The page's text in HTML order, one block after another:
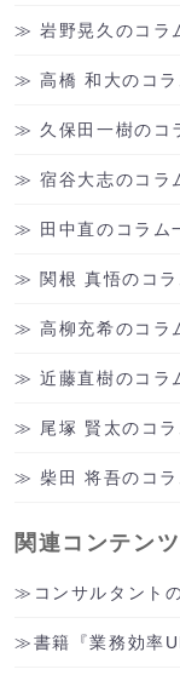
岩野晃久のコラ
高橋 和大のコ
久保田一樹のコ
宿谷大志のコラ
田中直のコラム
関根 真悟のコ
高柳充希のコラ
近藤直樹のコラ
尾塚 賢太のコ
柴田 将吾のコ
関連コンテンツ
コンサルタント
書籍『業務効率